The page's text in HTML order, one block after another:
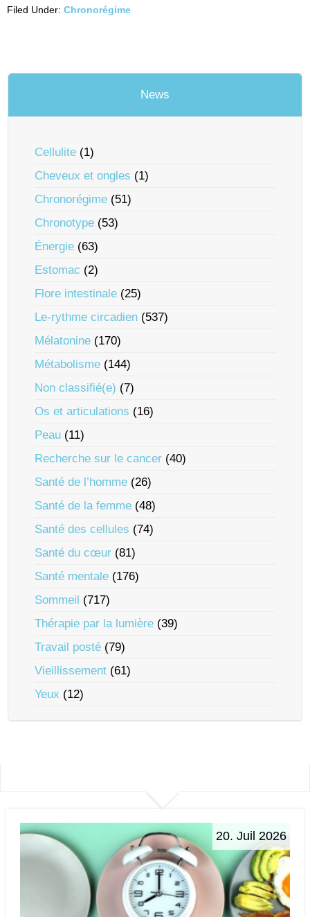
Filed Under: Chronorégime
News
Cellulite (1)
Cheveux et ongles (1)
Chronorégime (51)
Chronotype (53)
Énergie (63)
Estomac (2)
Flore intestinale (25)
Le-rythme circadien (537)
Mélatonine (170)
Métabolisme (144)
Non classifié(e) (7)
Os et articulations (16)
Peau (11)
Recherche sur le cancer (40)
Santé de l’homme (26)
Santé de la femme (48)
Santé des cellules (74)
Santé du cœur (81)
Santé mentale (176)
Sommeil (717)
Thérapie par la lumière (39)
Travail posté (79)
Vieillissement (61)
Yeux (12)
20. Juil 2026